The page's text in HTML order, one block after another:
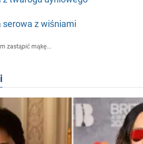
serowa z wiśniami
zastąpić mąkę...